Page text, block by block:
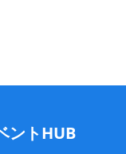
ントHUB